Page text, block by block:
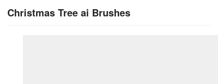
Christmas Tree ai Brushes